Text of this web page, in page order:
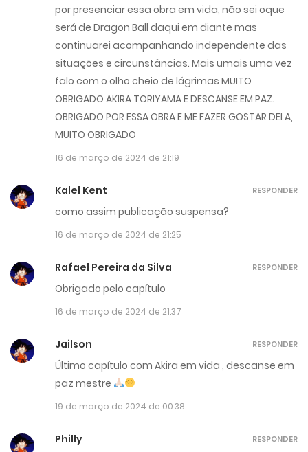
por presenciar essa obra em vida, não sei oque
será de Dragon Ball daqui em diante mas
continuarei acompanhando independente das
situações e circunstâncias. Mais umais uma vez
falo com o olho cheio de lágrimas MUITO
OBRIGADO AKIRA TORIYAMA E DESCANSE EM PAZ.
OBRIGADO POR ESSA OBRA E ME FAZER GOSTAR DELA,
MUITO OBRIGADO
16 de março de 2024 de 21:19
Kalel Kent
como assim publicação suspensa?
16 de março de 2024 de 21:25
RESPONDER
Rafael Pereira da Silva
Obrigado pelo capítulo
16 de março de 2024 de 21:37
RESPONDER
Jailson
Último capítulo com Akira em vida , descanse em
paz mestre
19 de março de 2024 de 00:38
RESPONDER
Philly
RESPONDER